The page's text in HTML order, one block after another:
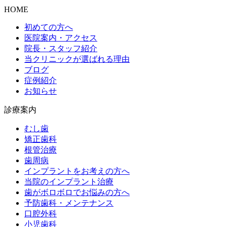
HOME
初めての方へ
医院案内・アクセス
院長・スタッフ紹介
当クリニックが選ばれる理由
ブログ
症例紹介
お知らせ
診療案内
むし歯
矯正歯科
根管治療
歯周病
インプラントをお考えの方へ
当院のインプラント治療
歯がボロボロでお悩みの方へ
予防歯科・メンテナンス
口腔外科
小児歯科